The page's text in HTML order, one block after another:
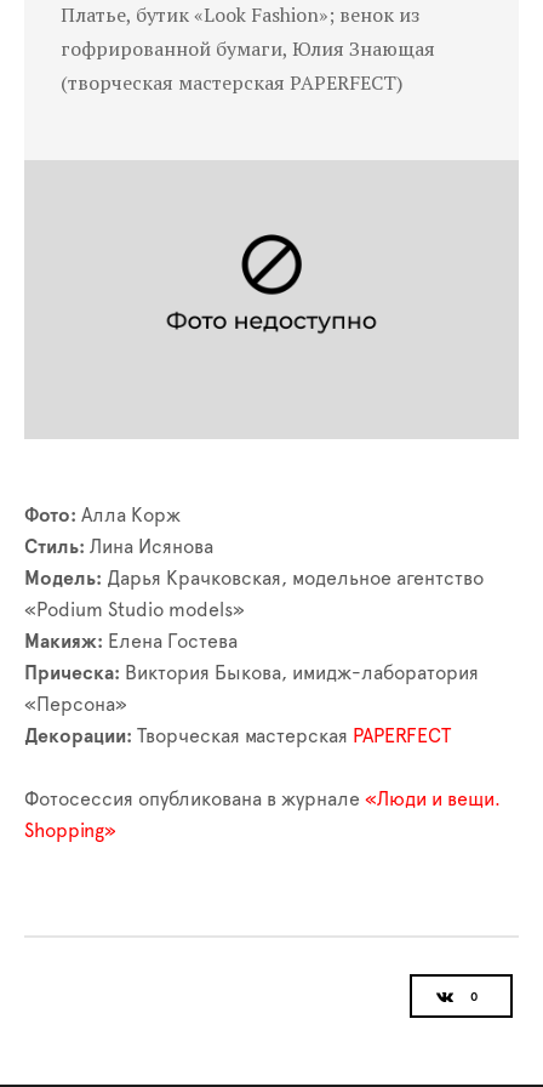
Платье, бутик «Look Fashion»; венок из
гофрированной бумаги, Юлия Знающая
(творческая мастерская PAPERFECT)
Фото: Алла Корж
Стиль: Лина Исянова
Модель: Дарья Крачковская, модельное агентство
«Podium Studio models»
Макияж: Елена Гостева
Прическа: Виктория Быкова, имидж-лаборатория
«Персона»
Декорации: Творческая мастерская PAPERFECT
Фотосессия опубликована в журнале «Люди и вещи.
Shopping»